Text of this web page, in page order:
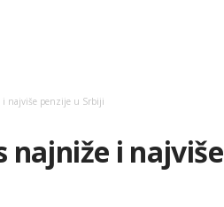
i najviše penzije u Srbiji
najniže i najviše